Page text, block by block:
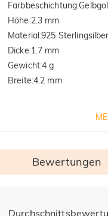
Farbbeschichtung:
Höhe:2.3 mm
Material :925 Sterlingsilber
Dicke:1.7 mm
Gewicht:4 g
Breite:4.2 mm
Prozess
Bewertungen
Allgemein